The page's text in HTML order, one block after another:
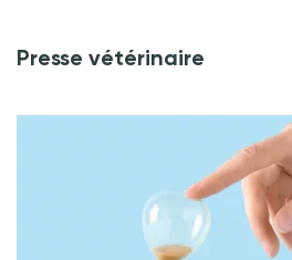
Presse vétérinaire